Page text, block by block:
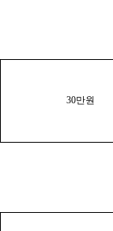
30만원